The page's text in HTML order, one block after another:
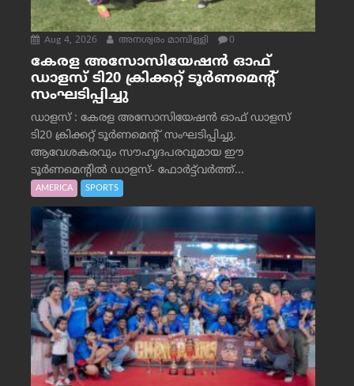
Aug 4, 2026 അനശ്വരം മാമ്പിള്ളി 0
കേരള അസോസിയേഷൻ ഓഫ്
ഡാളസ് ടി20 ക്രിക്കറ്റ് ടൂർണമെന്റ്
സംഘടിപ്പിച്ചു
ഡാളസ് : കേരള അസോസിയേഷൻ ഓഫ് ഡാളസ്
ടി20 ക്രിക്കറ്റ് ടൂർണമെന്റ് സംഘടിപ്പിച്ചു.
ആവേശകരവും സൗഹൃദപരവുമായ ഈ
ടൂർണമെന്റിൽ ഡാളസ്- ഫോർട്ട്‌വര്‍ത്ത്...
AMERICA SPORTS